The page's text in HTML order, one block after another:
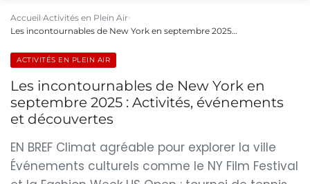
Accueil Activités en Plein Air
Les incontournables de New York en septembre 2025…
ACTIVITÉS EN PLEIN AIR
Les incontournables de New York en
septembre 2025 : Activités, événements
et découvertes
EN BREF Climat agréable pour explorer la ville
Événements culturels comme le NY Film Festival